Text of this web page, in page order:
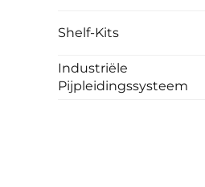
Shelf-Kits
Industriële
Pijpleidingssysteem